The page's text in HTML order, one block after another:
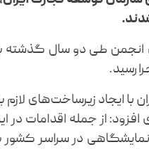
انجمن طی دو سال گذشته
رسید.
ایجاد زیرساخت‌های لازم
از جمله اقدامات
در سراسر کشور